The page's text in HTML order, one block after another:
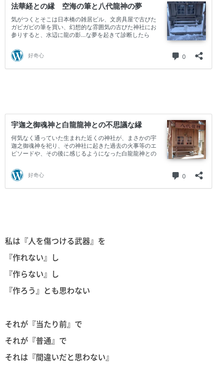
私は『人を傷つける武器』を
『作れない』し
『作らない』し
『作ろう』とも思わない
それが『当たり前』で
それが『普通』で
それは『間違いだと思わない』